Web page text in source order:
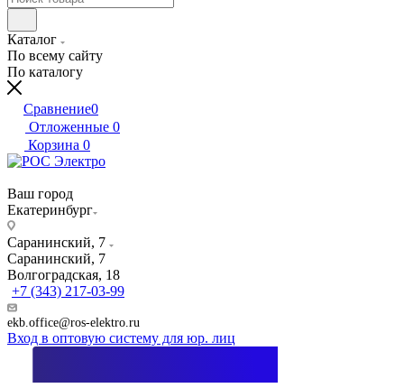
Каталог
По всему сайту
По каталогу
Сравнение0
Отложенные 0
Корзина 0
Ваш город
Екатеринбург
Саранинский, 7
Саранинский, 7
Волгоградская, 18
+7 (343) 217-03-99
ekb.office@ros-elektro.ru
Вход в оптовую систему для юр. лиц